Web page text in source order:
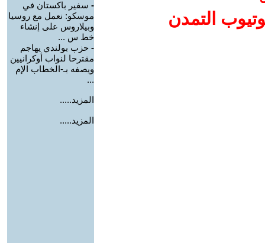
التمدن
- سفير باكستان في
موسكو: نعمل مع روسيا
وبيلاروس على إنشاء
خط س ...
- حزب بولندي يهاجم
مقترحا لنواب أوكرانيين
ويصفه بـ-الخطاب الإم
...
المزيد.....
المزيد.....